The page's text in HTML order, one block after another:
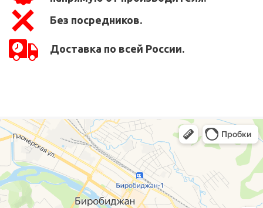
Без посредников.
Доставка по всей России.